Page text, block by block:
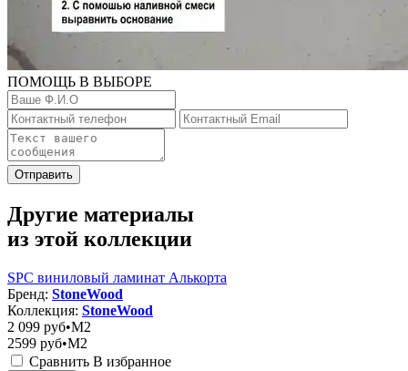
ПОМОЩЬ В ВЫБОРЕ
Отправить
Другие материалы
из этой коллекции
SPC виниловый ламинат Алькорта
Бренд: StoneWood
Коллекция: StoneWood
2 099 руб•M2
2599 руб•M2
Сравнить В избранное